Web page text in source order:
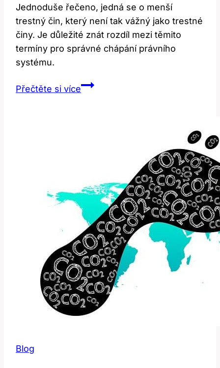
Jednoduše řečeno, jedná se o menší
trestný čin, který není tak vážný jako trestné
činy. Je důležité znát rozdíl mezi těmito
termíny pro správné chápání právního
systému.
Přečtěte si víceMisdemeanor:
Angličtině?
Blog